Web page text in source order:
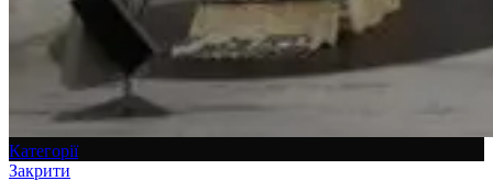
Категорії
Закрити